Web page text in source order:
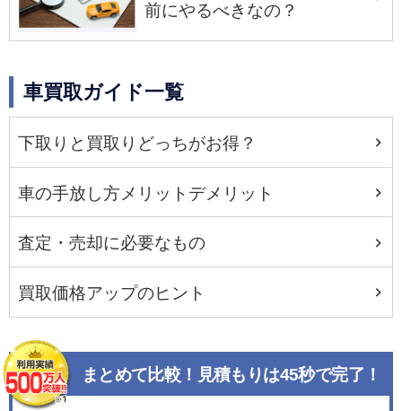
前にやるべきなの？
車買取ガイド一覧
下取りと買取りどっちがお得？
車の手放し方メリットデメリット
査定・売却に必要なもの
買取価格アップのヒント
まとめて比較！見積もりは45秒で完了！